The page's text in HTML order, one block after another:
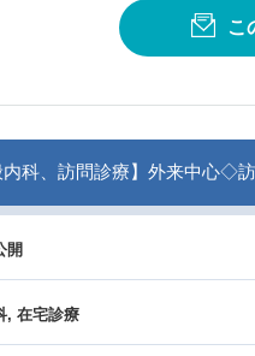
こ
内科、訪問診療】外来中心
開
, 在宅診療